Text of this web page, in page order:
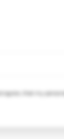
agree, that my